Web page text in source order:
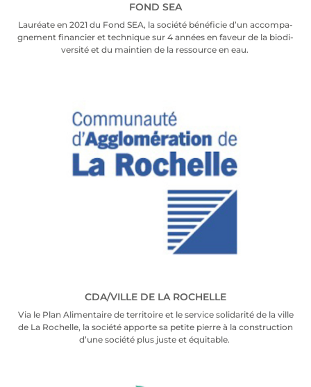
FOND SEA
Lau­réate en 2021 du Fond SEA, la socié­té béné­fi­cie d’un accom­pa­
gne­ment finan­cier et tech­nique sur 4 années en faveur de la bio­di­
ver­si­té et du main­tien de la res­source en eau.
CDA/VILLE DE LA ROCHELLE
Via le Plan Ali­men­taire de ter­ri­toire et le ser­vice soli­da­ri­té de la ville
de La Rochelle, la socié­té apporte sa petite pierre à la construc­tion
d’une socié­té plus juste et équi­table.